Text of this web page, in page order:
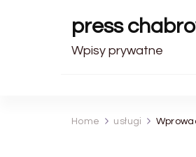
press
Wpisy prywatne
Home usługi